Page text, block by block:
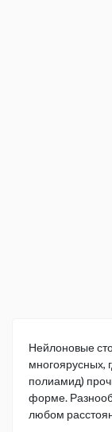
Нейлоновые
многоярусных,
полиамид)
форме.
любом